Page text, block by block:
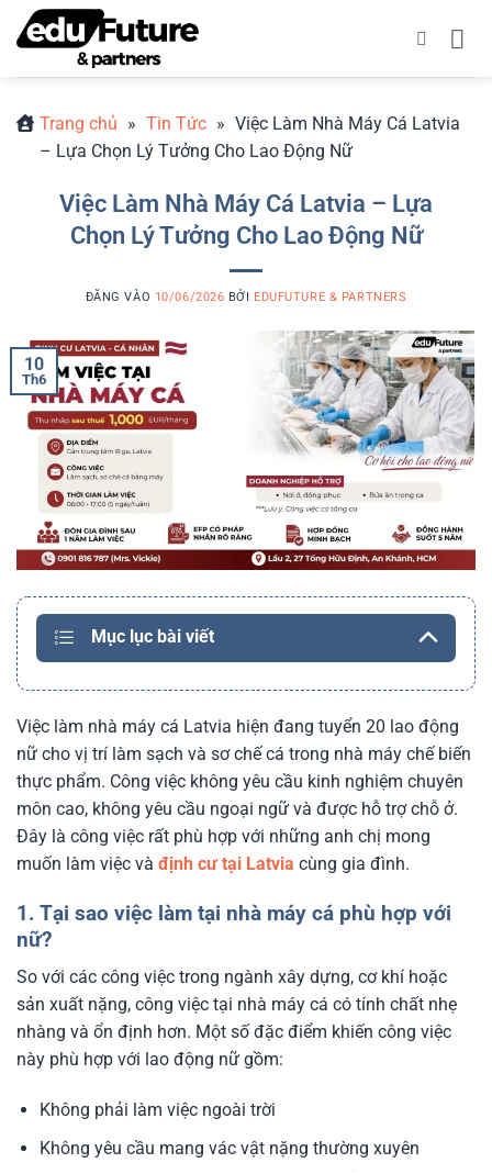
qua
Trang chủ » Tin Tức » Việc Làm Nhà Máy Cá Latvia
– Lựa Chọn Lý Tưởng Cho Lao Động Nữ
Việc Làm Nhà Máy Cá Latvia – Lựa
Chọn Lý Tưởng Cho Lao Động Nữ
ĐĂNG VÀO 10/06/2026 BỞI EDUFUTURE & PARTNERS
10
Th6
Mục lục bài viết
Việc làm nhà máy cá Latvia hiện đang tuyển 20 lao động
nữ cho vị trí làm sạch và sơ chế cá trong nhà máy chế biến
thực phẩm. Công việc không yêu cầu kinh nghiệm chuyên
môn cao, không yêu cầu ngoại ngữ và được hỗ trợ chỗ ở.
Đây là công việc rất phù hợp với những anh chị mong
muốn làm việc và định cư tại Latvia cùng gia đình.
1. Tại sao việc làm tại nhà máy cá phù hợp với
nữ?
So với các công việc trong ngành xây dựng, cơ khí hoặc
sản xuất nặng, công việc tại nhà máy cá có tính chất nhẹ
nhàng và ổn định hơn. Một số đặc điểm khiến công việc
này phù hợp với lao động nữ gồm:
Không phải làm việc ngoài trời
Không yêu cầu mang vác vật nặng thường xuyên